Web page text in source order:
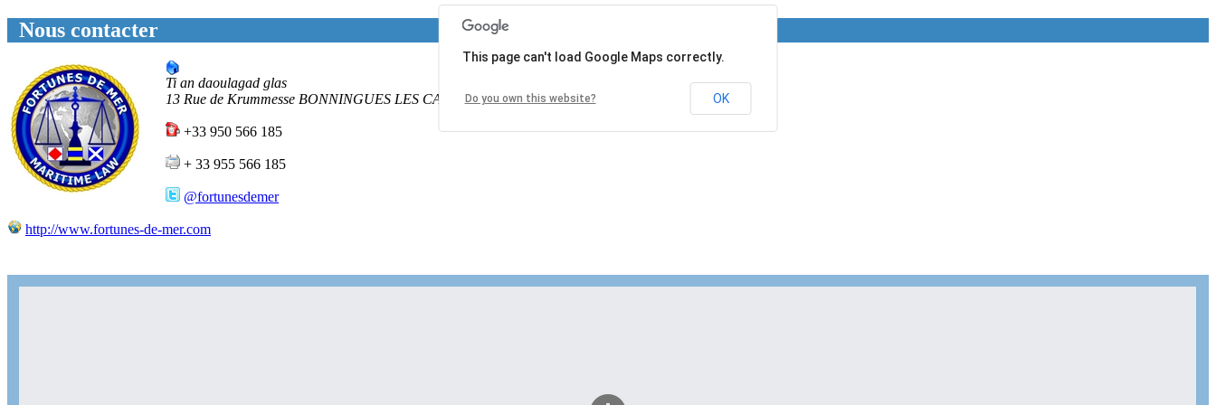
Nous contacter
Ti an daoulagad glas
13 Rue de Krummesse BONNINGUES LES CALAISPAS DE CALAIS62340
+33 950 566 185
+ 33 955 566 185
@fortunesdemer
http://www.fortunes-de-mer.com
This page can't load Google Maps correctly.
Do you own this website? OK